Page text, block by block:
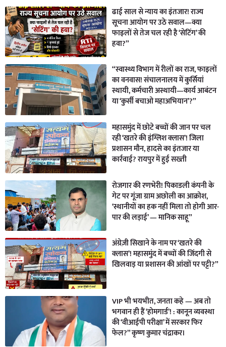
ढाई साल से न्याय का इंतजार! राज्य
सूचना आयोग पर उठे सवाल—क्या
फाइलों से तेज चल रही है ‘सेटिंग’ की
हवा?”
“स्वास्थ्य विभाग में रीलों का राज, फाइलों
का वनवास! संचालनालय में कुर्सियां
स्थायी, कर्मचारी अस्थायी—कार्य आबंटन
या ‘कुर्सी बचाओ महाअभियान’?”
महासमुंद में छोटे बच्चों की जान पर चल
रही ‘खतरे की इंग्लिश क्लास’! जिला
प्रशासन मौन, हादसे का इंतजार या
कार्रवाई? रायपुर में हुई सख्ती
रोजगार की रणभेरी! पिकाडली कंपनी के
गेट पर गूंजा ग्राम अछोली का आक्रोश,
‘स्थानीयों का हक नहीं मिला तो होगी आर-
पार की लड़ाई’ — मानिक साहू”
अंग्रेज़ी सिखाने के नाम पर ‘खतरे की
क्लास’! महासमुंद में बच्चों की जिंदगी से
खिलवाड़ या प्रशासन की आंखों पर पट्टी?”
VIP भी भयभीत, जनता कहे — अब तो
भगवान ही हैं ‘होमगार्ड’! : कानून व्यवस्था
की ‘वीआईपी परीक्षा’ में सरकार फिर
फेल?” कृष्ण कुमार चंद्राकर।